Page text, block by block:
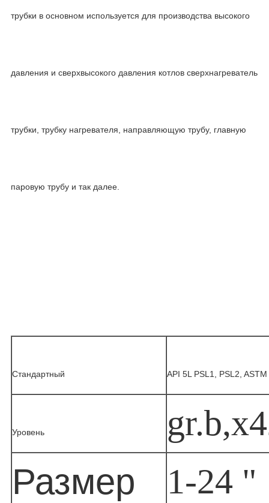
трубки в основном используется для производства высокого
давления и сверхвысокого давления котлов сверхнагреватель
трубки, трубку нагревателя, направляющую трубу, главную
паровую трубу и так далее.
Стандартный API 5L PSL1, PSL2,
Уровень
Размер 1-24 "